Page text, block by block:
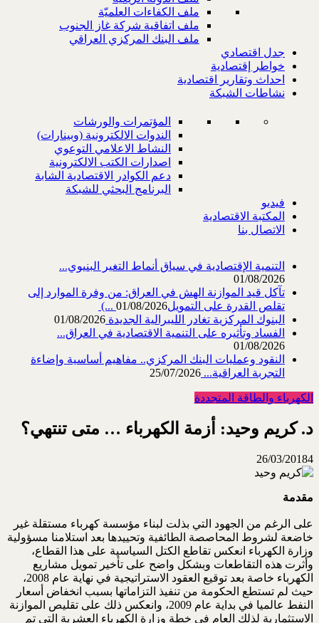
ملف الكفاءات العلميّة
ملف اتفاقية شركة غاز الجنوب
ملف البنك المركزي العراقي
جدل اقتصادي
خواطر إقتصادية
احداث وتقارير اقتصادية
نشاطات الشبكة
المؤتمرات والورشات
الندوات الالكترونية (وبينارات)
النشاط الاعلامي التوعوي
اصدارات الكتب الالكترونية
دعم الكوادر الاقتصادية الشابة
البرنامج البحثي للشبكة
فيديو
المكتبة الاقتصادية
الاتصال بنا
التنمية الإقتصادية في سياق أنماط التغير البنيوي...
01/08/2026
تآكل قيد الموازنة الهش في العراق: من وفرة الموارد إلى
تقلص القدرة على التمويل‎ (...01/08/2026
البنوك المركزية تغادر الليبرالية الجديدة 01/08/2026
الفساد وتأثيره على التنمية الاقتصادية في العراق...
01/08/2026
النقود وعمليات البنك المركزي.. مفاهيم أساسية وإضاءة
التجربة العراقية... 25/07/2026
الكهرباء والطاقة المتجددة
د. كريم وحيد: أزمة الكهرباء … متى تنتهي؟
26/03/20184
مقدمة
على الرغم من الجهود التي بذلت لبناء مؤسسة كهرباء مستقلة غير
خاضعة لشروط المحاصصة الطائفية وتحييدها بعد استلامنا مسؤولية
وزارة الكهرباء انعكس تقاطع الكتل السياسية على هذا القطاع،
وأثرت هذه التقاطعات وبشكل واضح على تأخير تمويل مشاريع
الكهرباء خاصة بعد توقيع العقود الاستراتيجية في نهاية عام 2008،
حيث لم تستطع الحكومة من تنفيذ التزاماتها بسبب انخفاض أسعار
النفط عالميا في بداية عام 2009، وانعكس ذلك على تقليص الموازنة
الاستثمارية لذلك العام في خطة وزارة الكهرباء العشرية التي تم